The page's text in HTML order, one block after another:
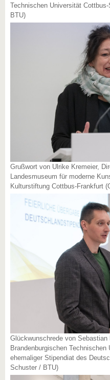
Technischen Universität
BTU)
Grußwort von Ulrike Kremeier,
Landesmuseum für moderne
Kulturstiftung Cottbus-Frankfurt
Glückwunschrede von Sebastian
Brandenburgischen
ehemaliger Stipendiat des
Schuster / BTU)